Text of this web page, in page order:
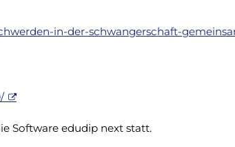
in-der-schwangerschaft-
Software edudip next statt.